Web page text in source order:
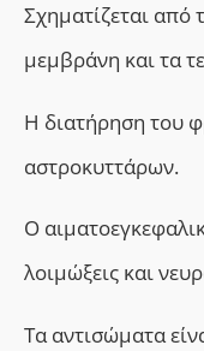
Σχηματίζεται από
μεμβράνη και τα
Η διατήρηση του
αστροκυττάρων.
Ο
λοιμώξεις και
Τα αντισώματα